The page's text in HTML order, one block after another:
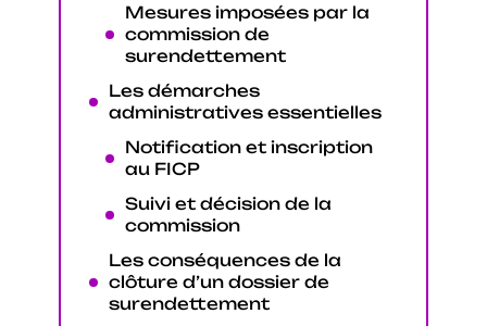
Mesures imposées par la
commission de
surendettement
Les démarches
administratives essentielles
Notification et inscription
au FICP
Suivi et décision de la
commission
Les conséquences de la
clôture d’un dossier de
surendettement